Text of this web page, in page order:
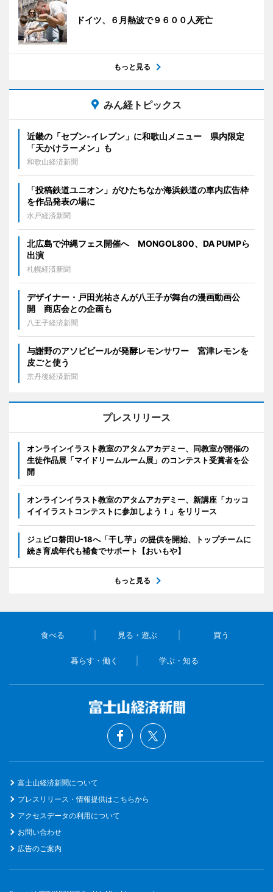
ドイツ、６月熱波で９６００人死亡
もっと見る
みん経トピックス
近畿の「セブン-イレブン」に和歌山メニュー 県内限定
「天かけラーメン」も
和歌山経済新聞
「投稿鉄道ユニオン」がひたちなか海浜鉄道の車内広告枠
を作品発表の場に
水戸経済新聞
北広島で沖縄フェス開催へ MONGOL800、DA PUMPら
出演
札幌経済新聞
デザイナー・戸田光祐さんが八王子が舞台の漫画動画公
開 商店会との企画も
八王子経済新聞
与謝野のアソビビールが発酵レモンサワー 宮津レモンを
皮ごと使う
京丹後経済新聞
プレスリリース
オンラインイラスト教室のアタムアカデミー、同教室が開催の
生徒作品展「マイドリームルーム展」のコンテスト受賞者を公
開
オンラインイラスト教室のアタムアカデミー、新講座「カッコ
イイイラストコンテストに参加しよう！」をリリース
ジュビロ磐田U-18へ「干し芋」の提供を開始、トップチームに
続き育成年代も補食でサポート【おいもや】
もっと見る
食べる 見る・遊ぶ 買う
暮らす・働く 学ぶ・知る
富士山経済新聞について
プレスリリース・情報提供はこちらから
アクセスデータの利用について
お問い合わせ
広告のご案内